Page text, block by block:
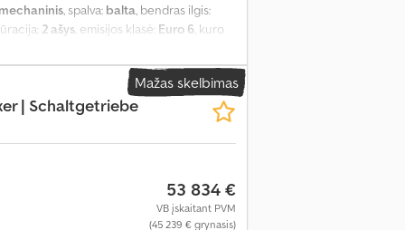
mechaninis, spalva: balta, bendras ilgis:
2 ašys, emisijos klasė: Euro 6, kuro
, Įranga:ABS,
elektroninė stabilumo programa (ESP),
pilna techninės priežiūros istorija,
viengulės lovos, virtuvė transporto
Mažas skelbimas
| Schaltgetriebe
53 834 €
VB įskaitant PVM
(45 239 € grynasis)